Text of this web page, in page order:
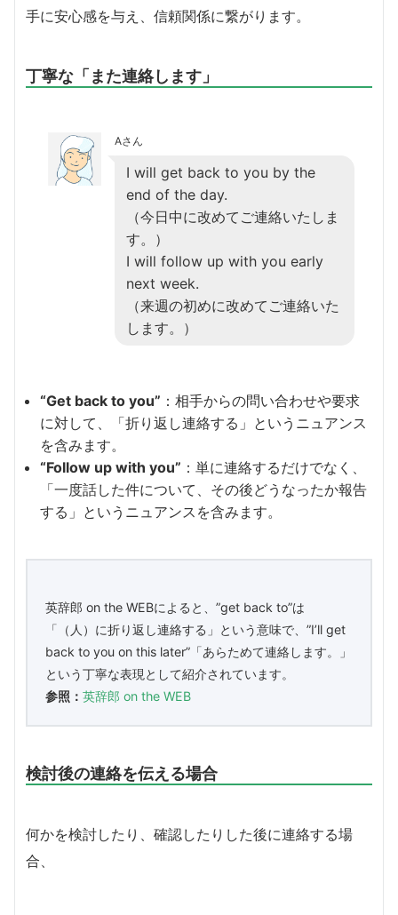
手に安心感を与え、信頼関係に繋がります。
丁寧な「また連絡します」
Aさん
I will get back to you by the
end of the day.
（今日中に改めてご連絡いたしま
す。）
I will follow up with you early
next week.
（来週の初めに改めてご連絡いた
します。）
“Get back to you” ：相手からの問い合わせや要求
に対して、「折り返し連絡する」というニュアンス
を含みます。
“Follow up with you” ：単に連絡するだけでなく、
「一度話した件について、その後どうなったか報告
する」というニュアンスを含みます。
英辞郎 on the WEBによると、”get back to”は
「（人）に折り返し連絡する」という意味で、”I’ll get
back to you on this later”「あらためて連絡します。」
という丁寧な表現として紹介されています。
参照： 英辞郎 on the WEB
検討後の連絡を伝える場合
何かを検討したり、確認したりした後に連絡する場
合、